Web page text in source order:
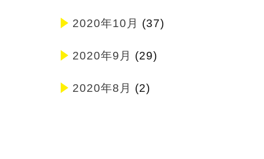
2020年10月 (37)
2020年9月 (29)
2020年8月 (2)